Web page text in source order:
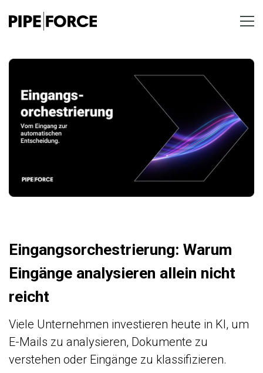
Eingangsorchestrierung: Warum
Eingänge analysieren allein nicht
reicht
Viele Unternehmen investieren heute in KI, um
E-Mails zu analysieren, Dokumente zu
verstehen oder Eingänge zu klassifizieren.